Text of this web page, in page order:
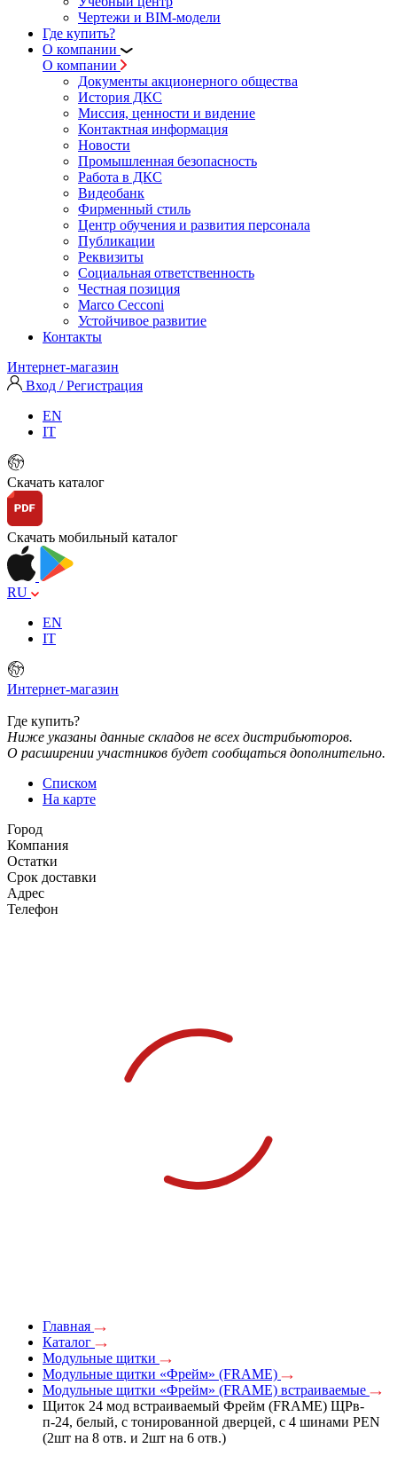
Чертежи и BIM-модели
Где купить?
О компании
О компании
Документы акционерного общества
История ДКС
Миссия, ценности и видение
Контактная информация
Новости
Промышленная безопасность
Работа в ДКС
Видеобанк
Фирменный стиль
Центр обучения и развития персонала
Публикации
Реквизиты
Социальная ответственность
Честная позиция
Marco Cecconi
Устойчивое развитие
Контакты
Интернет-магазин
Вход / Регистрация
EN
IT
Скачать каталог
Скачать мобильный каталог
RU
EN
IT
Интернет-магазин
Где купить?
Ниже указаны данные складов не всех дистрибьюторов.
О расширении участников будет сообщаться дополнительно.
Списком
На карте
Город
Компания
Остатки
Срок доставки
Адрес
Телефон
Главная
Каталог
Модульные щитки
Модульные щитки «Фрейм» (FRAME)
Модульные щитки «Фрейм» (FRAME) встраиваемые
Щиток 24 мод встраиваемый Фрейм (FRAME) ЩРв-
п-24, белый, с тонированной дверцей, с 4 шинами PEN
(2шт на 8 отв. и 2шт на 6 отв.)